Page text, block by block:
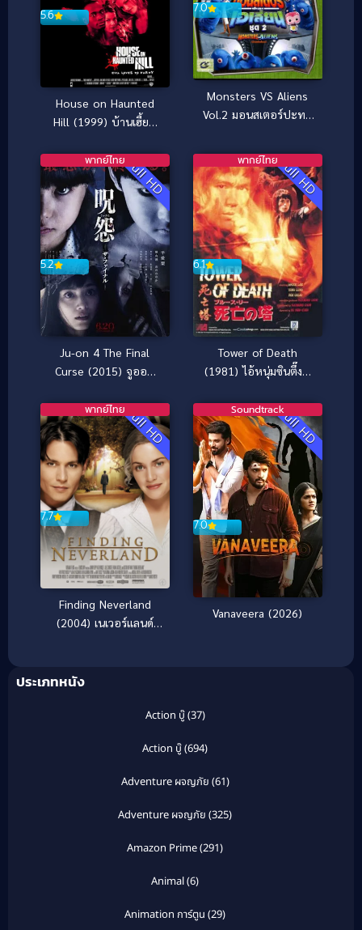
5.6
House on Haunted
Hill (1999) บ้านเฮี้ยน
7.0
Monsters VS Aliens
Vol.2 มอนสเตอร์ปะทะ
Full HD
5.2
พากย์ไทย
Ju-on 4 The Final
Curse (2015) จูออน
Full HD
6.1
พากย์ไทย
Tower of Death
(1981) ไอ้หนุ่มซินตึ๊ง…
Full HD
7.7
พากย์ไทย
Finding Neverland
(2004) เนเวอร์แลนด์
Full HD
7.0
Soundtrack
Vanaveera (2026)
ประเภทหนัง
Action บู๊(37)
Action บู๊(694)
Adventure ผจญภัย (61)
Adventure ผจญภัย (325)
Amazon Prime(291)
Animal(6)
Animation การ์ตูน (29)